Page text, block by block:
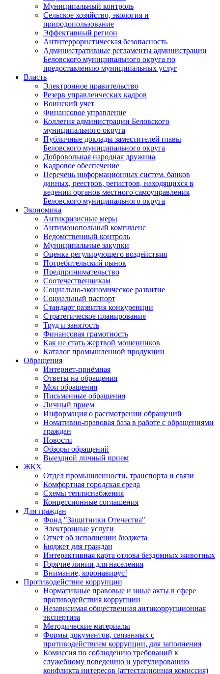
Муниципальный контроль
Сельское хозяйство, экология и
природопользование
Эффективный регион
Антитеррористическая безопасность
Административные регламенты администрации
Беловского муниципального округа по
предоставлению муниципальных услуг
Власть
Электронное правительство
Резерв управленческих кадров
Воинский учет
Финансовое управление
Коллегия администрации Беловского
муниципального округа
Публичные доклады заместителей главы
Беловского муниципального округа
Добровольная народная дружина
Кадровое обеспечение
Перечень информационных систем, банков
данных, реестров, регистров, находящихся в
ведении органов местного самоуправления
Беловского муниципального округа
Экономика
Антикризисные меры
Антимонопольный комплаенс
Ведомственный контроль
Муниципальные закупки
Оценка регулирующего воздействия
Потребительский рынок
Предпринимательство
Соотечественникам
Социально-экономическое развитие
Социальный паспорт
Стандарт развития конкуренции
Стратегическое планирование
Труд и занятость
Финансовая грамотность
Как не стать жертвой мошенников
Каталог промышленной продукции
Обращения
Интернет-приёмная
Ответы на обращения
Мои обращения
Письменные обращения
Личный прием
Информация о рассмотрении обращений
Номативно-правовая база в работе с обращениями
граждан
Новости
Обзоры обращений
Выездной личный прием
ЖКХ
Отдел промышленности, транспорта и связи
Комфортная городская среда
Схемы теплоснабжения
Концессионные соглашения
Для граждан
Фонд "Защитники Отечества"
Электронные услуги
Отчет об исполнении бюджета
Бюджет для граждан
Интерактивная карта отлова бездомных животных
Горячие линии для населения
Внимание, коронавирус!
Противодействие коррупции
Нормативные правовые и иные акты в сфере
противодействия коррупции
Независимая общественная антикоррупционная
экспертиза
Методические материалы
Формы документов, связанных с
противодействием коррупции, для заполнения
Комиссия по соблюдению требований к
служебному поведению и урегулированию
конфликта интересов (аттестационная комиссия)